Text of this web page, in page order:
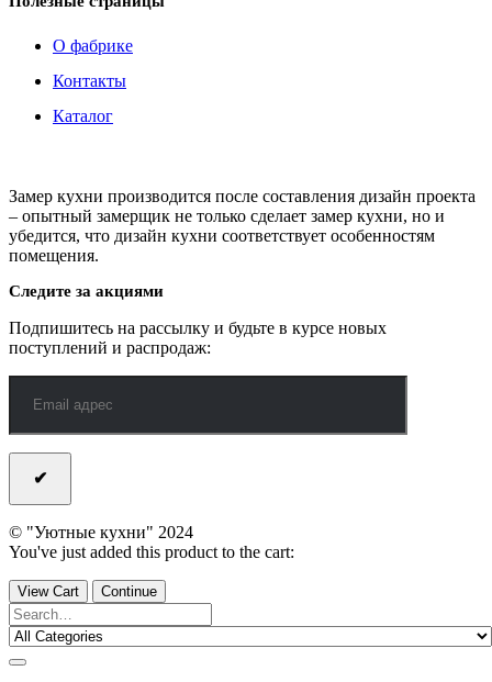
О фабрике
Контакты
Каталог
Замер кухни производится после составления дизайн проекта
– опытный замерщик не только сделает замер кухни, но и
убедится, что дизайн кухни соответствует особенностям
помещения.
Следите за акциями
Подпишитесь на рассылку и будьте в курсе новых
поступлений и распродаж:
© "Уютные кухни" 2024
You've just added this product to the cart:
View Cart Continue